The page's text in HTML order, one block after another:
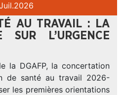
2026
AU TRAVAIL : LA
SUR L’URGENCE
la DGAFP, la concertation
de santé au travail 2026-
les premières orientations